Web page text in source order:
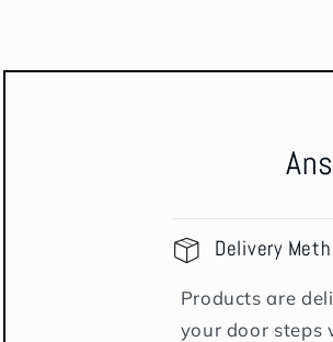
Delivery
Products are
your door steps